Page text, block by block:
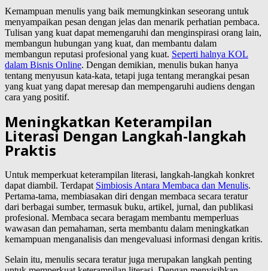
Kemampuan menulis yang baik memungkinkan seseorang untuk
menyampaikan pesan dengan jelas dan menarik perhatian pembaca.
Tulisan yang kuat dapat memengaruhi dan menginspirasi orang lain,
membangun hubungan yang kuat, dan membantu dalam
membangun reputasi profesional yang kuat. Seperti halnya KOL
dalam Bisnis Online. Dengan demikian, menulis bukan hanya
tentang menyusun kata-kata, tetapi juga tentang merangkai pesan
yang kuat yang dapat meresap dan mempengaruhi audiens dengan
cara yang positif.
Meningkatkan Keterampilan
Literasi Dengan Langkah-langkah
Praktis
Untuk memperkuat keterampilan literasi, langkah-langkah konkret
dapat diambil. Terdapat Simbiosis Antara Membaca dan Menulis.
Pertama-tama, membiasakan diri dengan membaca secara teratur
dari berbagai sumber, termasuk buku, artikel, jurnal, dan publikasi
profesional. Membaca secara beragam membantu memperluas
wawasan dan pemahaman, serta membantu dalam meningkatkan
kemampuan menganalisis dan mengevaluasi informasi dengan kritis.
Selain itu, menulis secara teratur juga merupakan langkah penting